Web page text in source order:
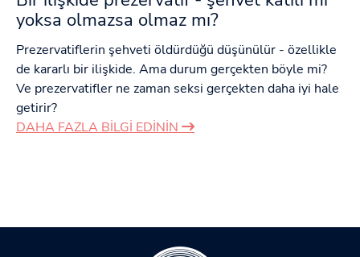
yoksa olmazsa olmaz mı?
Prezervatiflerin şehveti öldürdüğü düşünülür - özellikle
de kararlı bir ilişkide. Ama durum gerçekten böyle mi?
Ve prezervatifler ne zaman seksi gerçekten daha iyi hale
getirir?
DAHA FAZLA BILGI EDININ